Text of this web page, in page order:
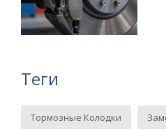
Теги
Тормозные Колодки